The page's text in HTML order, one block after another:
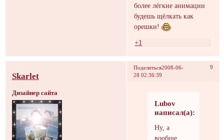
более лёгкие анимации
будешь щёлкать как
орешки!
+1
Поделиться 9
2008-06-
28 02:36:39
Skarlet
Дизайнер сайта
Lubov
написал(а):
Ну, а
вообще